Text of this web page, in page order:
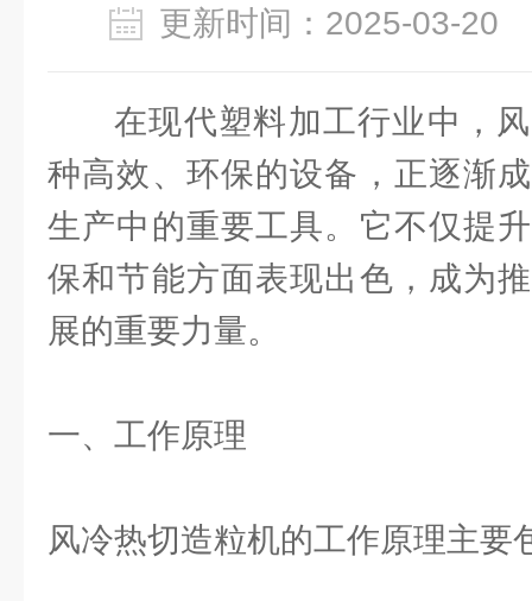
更新时间：2025-03-
在现代塑料加工行业中，
种高效、环保的设备，正逐渐
生产中的重要工具。它不仅提
保和节能方面表现出色，成为
展的重要力量。
一、工作原理
风冷热切造粒机的工作原理主要